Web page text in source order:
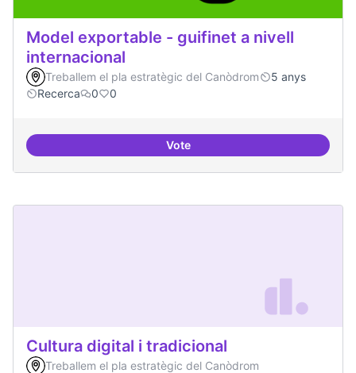
Model exportable - guifinet a nivell
internacional
Treballem el pla estratègic del Canòdrom
5 anys
Recerca
0 0
VoteModel exportable - guifinet a
Cultura digital i tradicional
Treballem el pla estratègic del Canòdrom